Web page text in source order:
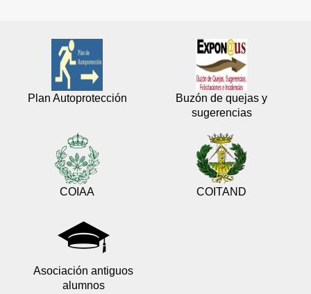
Plan Autoprotección
Buzón de quejas y
sugerencias
COIAA COITAND
Asociación antiguos
alumnos